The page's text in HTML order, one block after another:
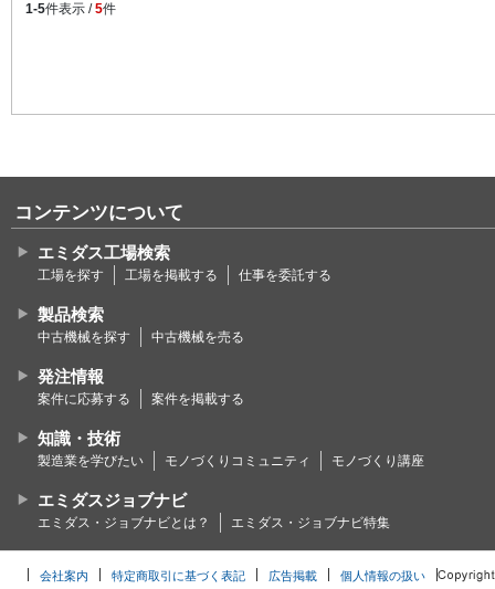
1-5件表示 /5件
コンテンツについて
エミダス工場検索
工場を探す 工場を掲載する 仕事を委託する
製品検索
中古機械を探す 中古機械を売る
発注情報
案件に応募する 案件を掲載する
知識・技術
製造業を学びたい モノづくりコミュニティ モノづくり講座
エミダスジョブナビ
エミダス・ジョブナビとは？ エミダス・ジョブナビ特集
会社案内 特定商取引に基づく表記 広告掲載 個人情報の扱い